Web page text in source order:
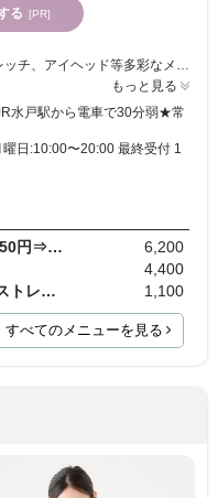
る [PR]
ボディケア、足裏、アロマボディ、ストレッチ、アイヘッド等多彩なメニューが魅力のリラクゼーションサロン☆お客様のお疲れに合わせてご提案♪初めての方でも安心♪ピサーロ常陸大宮店1F
もっと見る
水戸駅から電車で30分弱★常
日:10:00〜20:00 最終受付 1
【全日】初回ボディケア70分 7,150円⇒6,200円
6,200
4,400
【オプション/単品提供不可】骨盤ストレッチ10分
1,100
すべてのメニューを見る